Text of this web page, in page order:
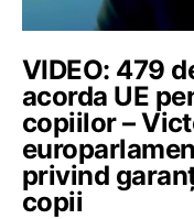
VIDEO: 479
acorda UE
copiilor –
privind
copii